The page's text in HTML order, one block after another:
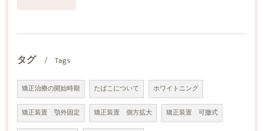
タグ Tags
矯正治療の開始時期 たばこについて ホワイトニング
矯正装置 顎外固定 矯正装置 側方拡大 矯正装置 可撤式